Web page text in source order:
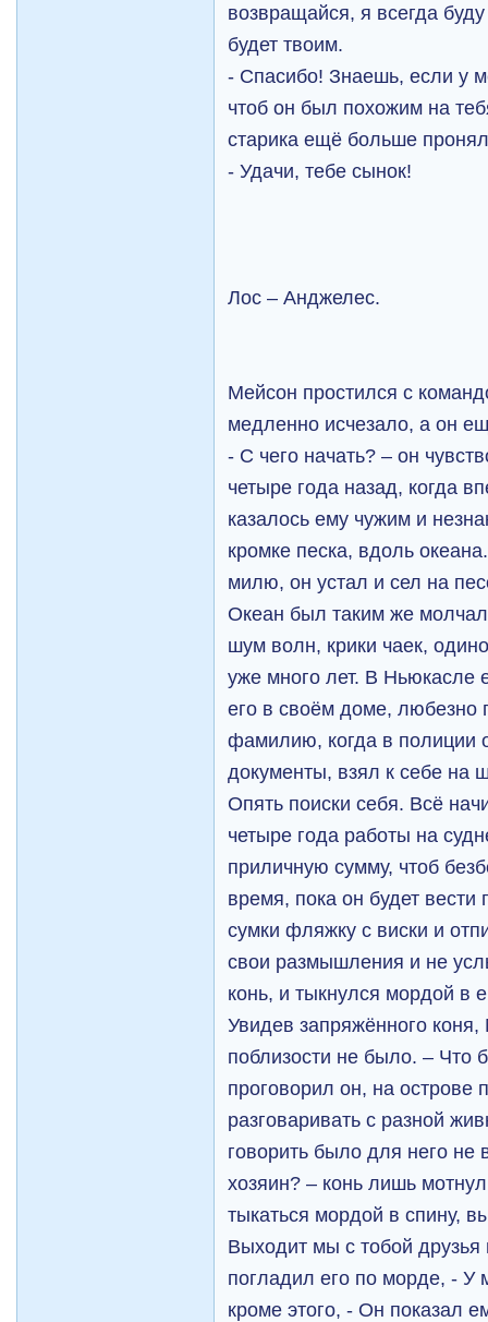
возвращайся, я всегда
будет твоим.
- Спасибо! Знаешь, если у
чтоб он был похожим на
старика ещё больше
- Удачи, тебе сынок!
Лос – Анджелес.
Мейсон простился с
медленно исчезало, а он
- С чего начать? – он
четыре года назад, когда
казалось ему чужим и
кромке песка, вдоль
милю, он устал и сел на
Океан был таким же
шум волн, крики чаек,
уже много лет. В
его в своём доме,
фамилию, когда в полиции
документы, взял к себе на
Опять поиски себя. Всё
четыре года работы на
приличную сумму, чтоб
время, пока он будет
сумки фляжку с виски и
свои размышления и не
конь, и тыкнулся мордой в
Увидев запряжённого
поблизости не было. – Что
проговорил он, на острове
разговаривать с разной
говорить было для него не
хозяин? – конь лишь
тыкаться мордой в спину,
Выходит мы с тобой
погладил его по морде, - У
кроме этого, - Он показал